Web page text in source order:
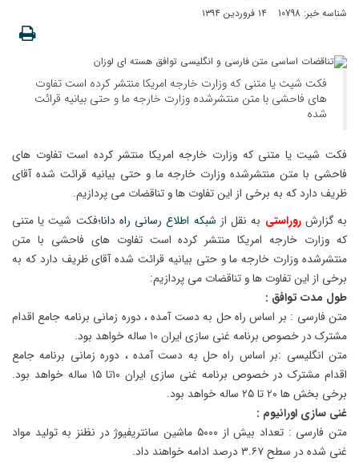
شناسه خبر: 10798 ۱۴ فروردین ۱۳۹۴
فکت شیت یا متنی که وزارت خارجه امریکا منتشر کرده است تفاوت
های فاحشی با متن منتشرشده وزارت خارجه ما و حتی بیانیه قرائت
شده
فکت شیت یا متنی که وزارت خارجه امریکا منتشر کرده است تفاوت های
فاحشی با متن منتشرشده وزارت خارجه ما و حتی بیانیه قرائت شده آقای
ظریف دارد که به برخی از این تفاوت ها و تناقضات می پردازیم.
به گزارشروراستی به نقل از شبکه اطلاع رسانی راه دانا؛فکت شیت یا متنی
که وزارت خارجه امریکا منتشر کرده است تفاوت های فاحشی با متن
منتشرشده وزارت خارجه ما و حتی بیانیه قرائت شده آقای ظریف دارد که به
برخی از این تفاوت ها و تناقضات می پردازیم:
طول مدت توافق :
متن فارسی : بر اساس راه حل به دست آمده ، دوره زمانی برنامه جامع اقدام
مشترک در خصوص برنامه غنی سازی ایران ۱۰ ساله خواهد بود.
متن انگلیسی :بر اساس راه حل به دست آمده ، دوره زمانی برنامه جامع
اقدام مشترک در خصوص برنامه غنی سازی ایران ۱۰تا ۱۵ ساله خواهد بود.
برخی بخش ها ۲۰ تا ۲۵ ساله خواهد بود.
غنی سازی اورانیوم :
متن فارسی : تعداد بیش از ۵۰۰۰ ماشین سانتریفیوژ در نظنز به تولید مواد
غنی شده در سطح ۳.۶۷ درصد ادامه خواهند داد.